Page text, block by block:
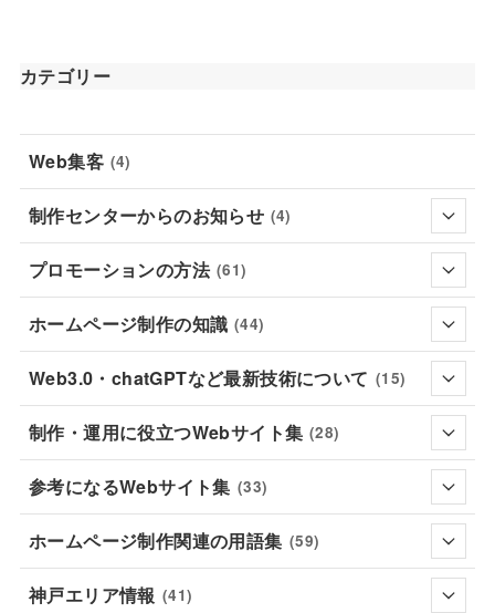
カテゴリー
Web集客 (4)
制作センターからのお知らせ (4)
プロモーションの方法 (61)
ホームページ制作の知識 (44)
Web3.0・chatGPTなど最新技術について (15)
制作・運用に役立つWebサイト集 (28)
参考になるWebサイト集 (33)
ホームページ制作関連の用語集 (59)
神戸エリア情報 (41)